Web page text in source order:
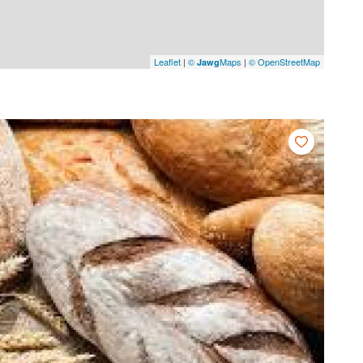
Leaflet | © JawgMaps | © OpenStreetMap